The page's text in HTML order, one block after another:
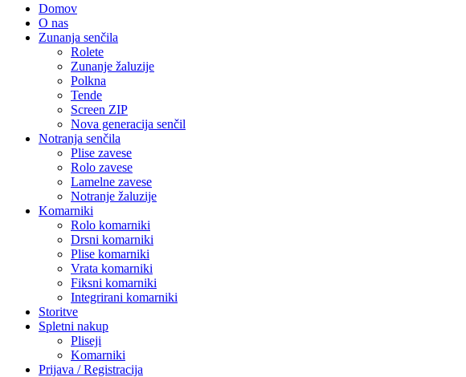
Domov
O nas
Zunanja senčila
Rolete
Zunanje žaluzije
Polkna
Tende
Screen ZIP
Nova generacija senčil
Notranja senčila
Plise zavese
Rolo zavese
Lamelne zavese
Notranje žaluzije
Komarniki
Rolo komarniki
Drsni komarniki
Plise komarniki
Vrata komarniki
Fiksni komarniki
Integrirani komarniki
Storitve
Spletni nakup
Pliseji
Komarniki
Prijava / Registracija